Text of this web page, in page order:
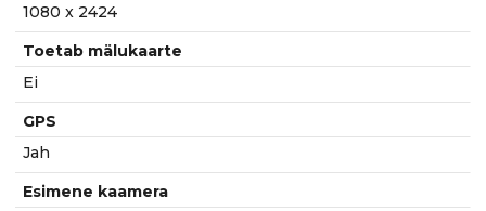
1080 x 2424
Toetab mälukaarte
Ei
GPS
Jah
Esimene kaamera